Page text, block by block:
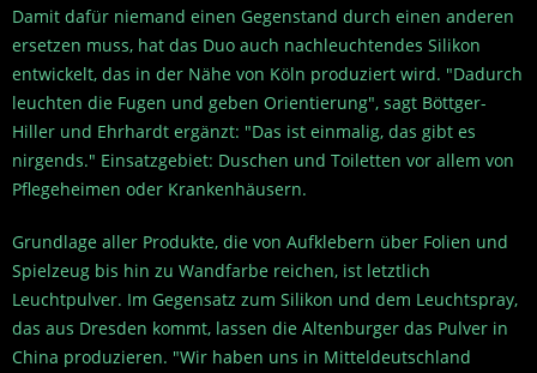
Damit dafür niemand einen Gegenstand durch einen anderen
ersetzen muss, hat das Duo auch nachleuchtendes Silikon
entwickelt, das in der Nähe von Köln produziert wird. "Dadurch
leuchten die Fugen und geben Orientierung", sagt Böttger-
Hiller und Ehrhardt ergänzt: "Das ist einmalig, das gibt es
nirgends." Einsatzgebiet: Duschen und Toiletten vor allem von
Pflegeheimen oder Krankenhäusern.
Grundlage aller Produkte, die von Aufklebern über Folien und
Spielzeug bis hin zu Wandfarbe reichen, ist letztlich
Leuchtpulver. Im Gegensatz zum Silikon und dem Leuchtspray,
das aus Dresden kommt, lassen die Altenburger das Pulver in
China produzieren. "Wir haben uns in Mitteldeutschland